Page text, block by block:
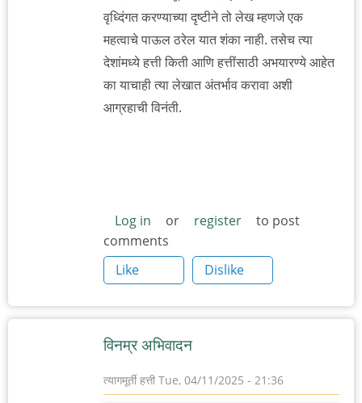
वृध्दिंगत करण्याच्या दृष्टीने तो लेख म्हणजे एक
महत्वाचे पाऊल ठरेल यात शंका नाही. तसेच त्या
देशांमध्ये हत्ती किती आणि हत्तींसाठी अभयारण्ये आहेत
का याचाही त्या लेखात अंतर्भाव करावा अशी
आग्रहाची विनंती.
Log in or register
to post
comments
Like
Dislike
विनम्र अभिवादन
त्यागमूर्ती हत्ती Tue, 04/11/2025 - 21:36